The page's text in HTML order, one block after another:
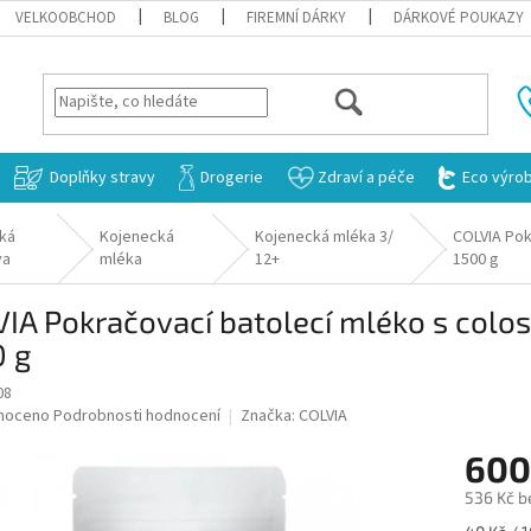
VELKOOBCHOD BLOG FIREMNÍ DÁRKY DÁRKOVÉ POUKAZY
HLEDAT
Doplňky stravy Drogerie Zdraví a péče Eco
Kojenecká
mléka
Kojenecká mléka 3/
12+
COLVIA
1500 g
Pokračovací batolecí mléko s
g
Podrobnosti hodnocení Značka: COLVIA
536 Kč